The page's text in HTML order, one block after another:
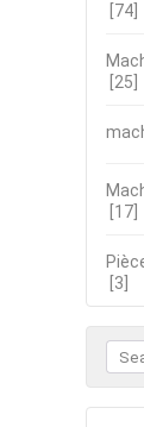
[74]
[25]
[17]
[3]